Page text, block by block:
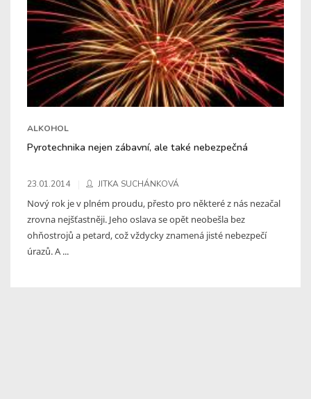
ALKOHOL
Pyrotechnika nejen zábavní, ale také nebezpečná
23.01.2014 JITKA SUCHÁNKOVÁ
Nový rok je v plném proudu, přesto pro některé z nás nezačal
zrovna nejšťastněji. Jeho oslava se opět neobešla bez
ohňostrojů a petard, což vždycky znamená jisté nebezpečí
úrazů. A ...